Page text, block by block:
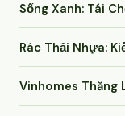
Sống Xanh: Tái
Rác Thải Nhựa:
Vinhomes Thăng